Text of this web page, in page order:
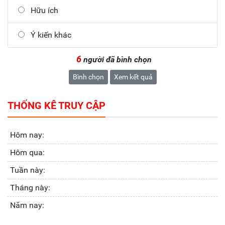
Hữu ích
Ý kiến khác
6 người đã bình chọn
Bình chọn Xem kết quả
THỐNG KÊ TRUY CẬP
Hôm nay:
Hôm qua:
Tuần này:
Tháng này:
Năm nay: